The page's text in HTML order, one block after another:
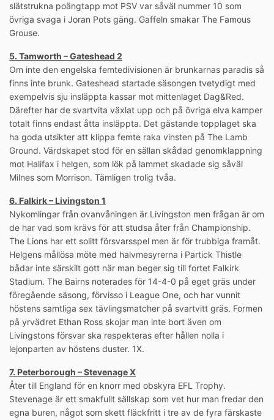
slätstrukna poängtapp mot PSV var såväl nummer 10 som
övriga svaga i Joran Pots gäng. Gaffeln smakar The Famous
Grouse.
5. Tamworth – Gateshead 2
Om inte den engelska femtedivisionen är brunkarnas paradis så
finns inte brunk. Gateshead startade säsongen tvetydigt med
exempelvis sju insläppta kassar mot mittenlaget Dag&Red.
Därefter har de svartvita växlat upp och på övriga elva kamper
totalt finns endast åtta insläppta. Det gästande topplaget ska
ha goda utsikter att klippa femte raka vinsten på The Lamb
Ground. Värdskapet stod för en sällan skådad genomklappning
mot Halifax i helgen, som lök på lammet skadade sig såväl
Milnes som Morrison. Tämligen trolig tvåa.
6. Falkirk – Livingston 1
Nykomlingar från ovanvåningen är Livingston men frågan är om
de har vad som krävs för att studsa åter från Championship.
The Lions har ett solitt försvarsspel men är för trubbiga framåt.
Helgens mållösa möte med halvmesyrerna i Partick Thistle
bådar inte särskilt gott när man beger sig till fortet Falkirk
Stadium. The Bairns noterades för 14-4-0 på eget gräs under
föregående säsong, förvisso i League One, och har vunnit
höstens samtliga sex tävlingsmatcher på svartvitt gräs. Formen
på yrvädret Ethan Ross skojar man inte bort även om
Livingstons försvar ska respekteras efter hållen nolla i
lejonparten av höstens duster. 1X.
7. Peterborough – Stevenage X
Åter till England för en knorr med obskyra EFL Trophy.
Stevenage är ett smakfullt sällskap som vet hur man fredar den
egna buren, något som skett fläckfritt i tre av de fyra färskaste